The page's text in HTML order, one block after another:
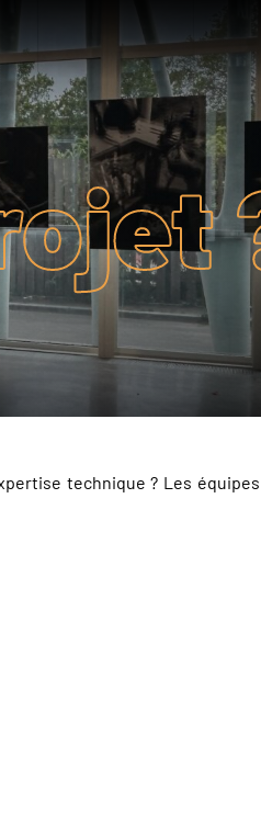
technique ? Les équipes